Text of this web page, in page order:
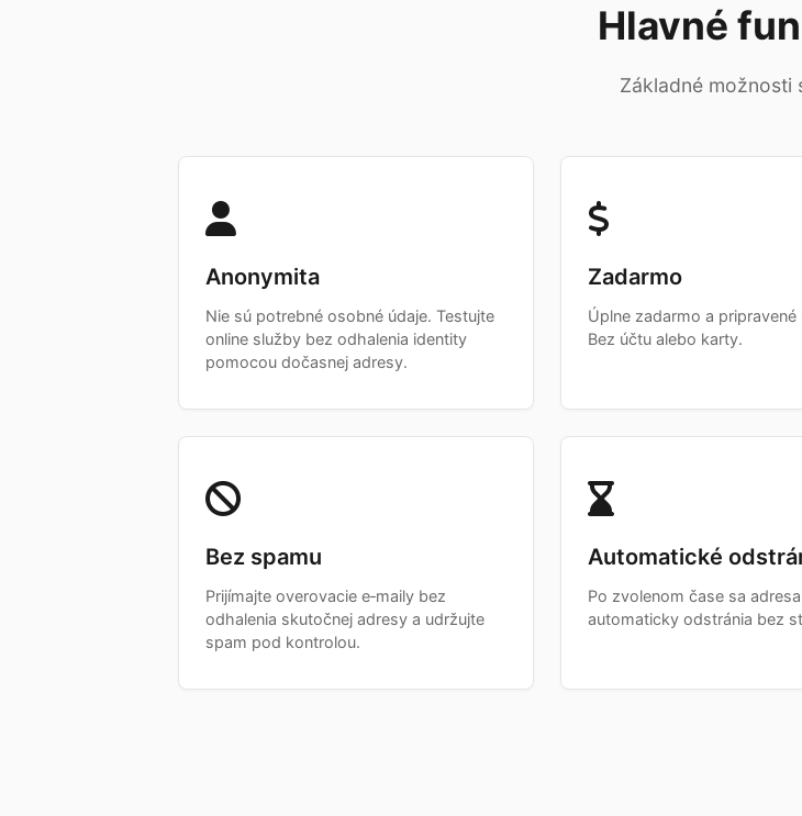
Hlavné
Základné možnosti
Anonymita
Nie sú potrebné osobné údaje. Testujte
online služby bez odhalenia identity
pomocou dočasnej adresy.
Zadarmo
Úplne zadarmo a pripravené
Bez účtu alebo karty.
Bez spamu
Prijímajte overovacie e‑maily bez
odhalenia skutočnej adresy a udržujte
spam pod kontrolou.
Automatické
Po zvolenom čase sa adresa
automaticky odstránia bez